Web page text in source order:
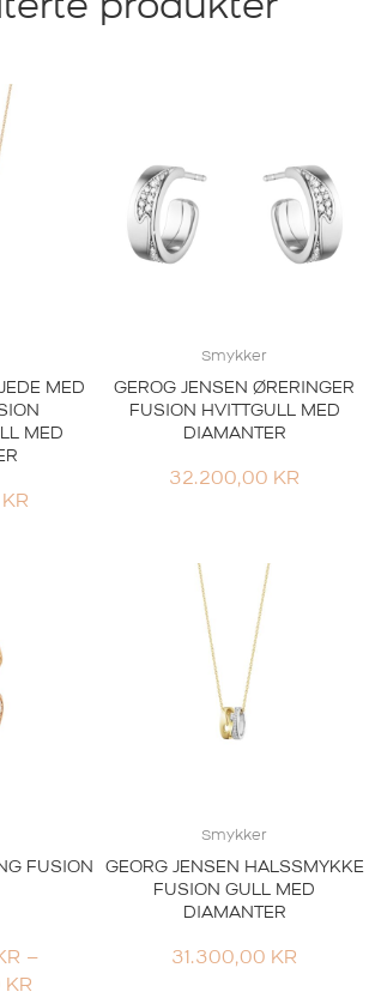
produkter
MED
MED
KR
Smykker
GEROG JENSEN ØRERINGER
FUSION HVITTGULL MED
DIAMANTER
32.200,00 KR
FUSION
–
KRPRISOMRÅDE:
Smykker
GEORG JENSEN HALSSMYKKE
FUSION GULL MED
DIAMANTER
31.300,00 KR